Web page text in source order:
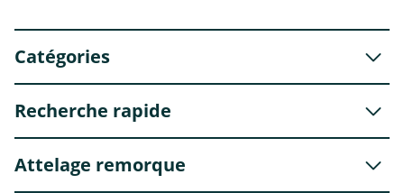
Catégories
Recherche rapide
Attelage remorque